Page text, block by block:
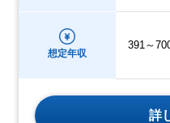
想定年収
391～
詳